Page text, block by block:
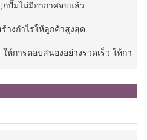
กปั๊มไม่มีอากาศจบแล้ว
างกําไรให้ลูกค้าสูงสุด
ห้การตอบสนองอย่างรวดเร็ว ให้กา